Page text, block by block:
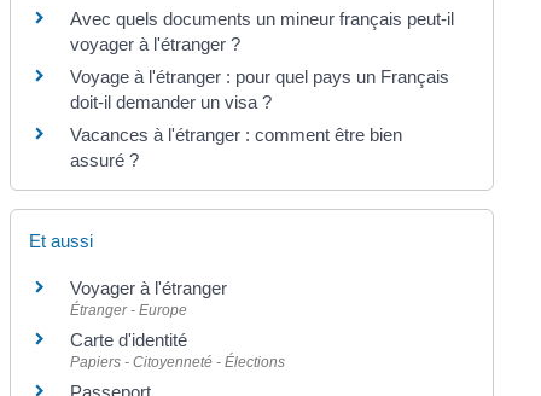
Avec quels documents un mineur français peut-il
voyager à l'étranger ?
Voyage à l'étranger : pour quel pays un Français
doit-il demander un visa ?
Vacances à l'étranger : comment être bien
assuré ?
Et aussi
Voyager à l'étranger
Étranger - Europe
Carte d'identité
Papiers - Citoyenneté - Élections
Passeport